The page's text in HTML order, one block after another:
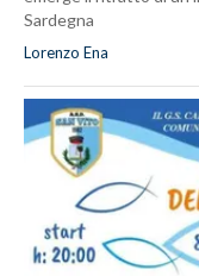
Sardegna
Lorenzo Ena